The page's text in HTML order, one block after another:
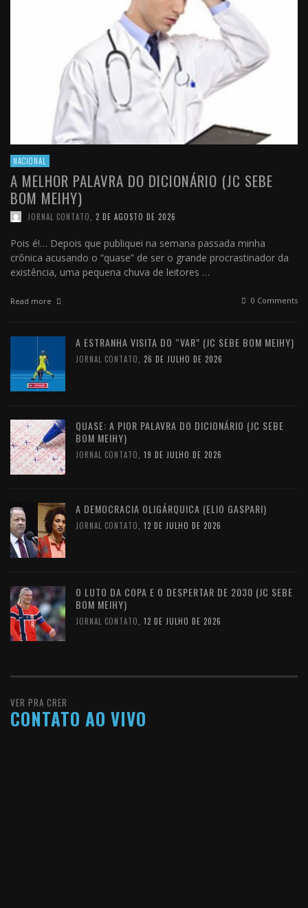
NACIONAL
A MELHOR PALAVRA DO DICIONÁRIO (JC SEBE
BOM MEIHY)
JORNAL CONTATO 2 DE AGOSTO DE 2026
Pois é!… Depois que publiquei na semana passada minha
crônica acusando o “quase” de ser o grande procrastinador da
existência, uma pequena chuva de leitores …
Read more 0 Comments
A ESTRANHA VISITA DO “VAR” (JC SEBE BOM MEIHY)
JORNAL CONTATO 26 DE JULHO DE 2026
QUASE: A PIOR PALAVRA DO DICIONÁRIO (JC SEBE
BOM MEIHY)
JORNAL CONTATO 19 DE JULHO DE 2026
A DEMOCRACIA OLIGÁRQUICA (ELIO GASPARI)
JORNAL CONTATO 12 DE JULHO DE 2026
O LUTO DA COPA E O DESPERTAR DE 2030 (JC SEBE
BOM MEIHY)
JORNAL CONTATO 12 DE JULHO DE 2026
VER PRA CRER
CONTATO AO VIVO